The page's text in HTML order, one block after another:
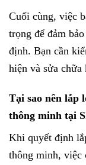
Cuối cùng, việc
trọng để đảm
định. Bạn cần
hiện và sửa
Tại sao nên lắp
thông minh tại
Khi quyết định
thông minh, việc